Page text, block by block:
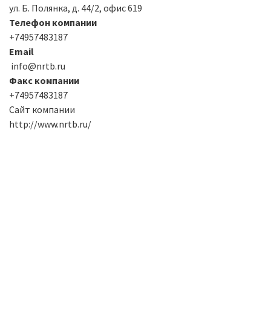
ул. Б. Полянка, д. 44/2, офис 619
Телефон компании
+74957483187
Email
info@nrtb.ru
Факс компании
+74957483187
Сайт компании
http://www.nrtb.ru/